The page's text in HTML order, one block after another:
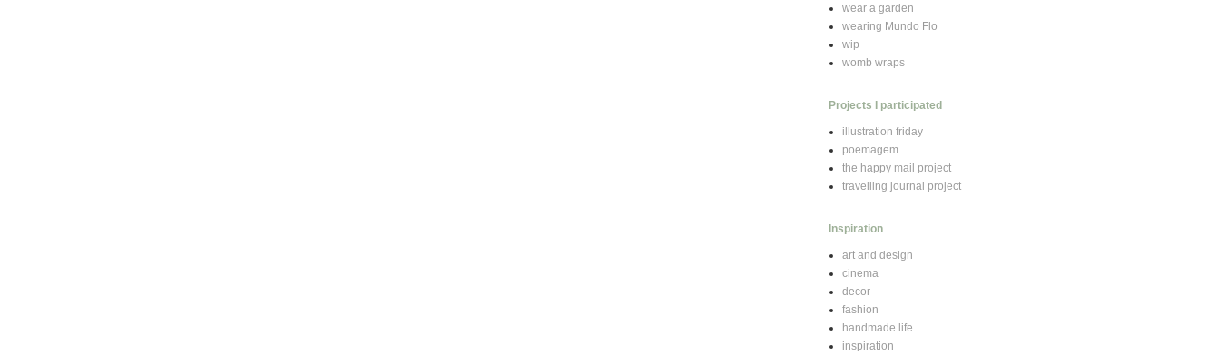
wear a garden
wearing Mundo Flo
wip
womb wraps
Projects I participated
illustration friday
poemagem
the happy mail project
travelling journal project
Inspiration
art and design
cinema
decor
fashion
handmade life
inspiration